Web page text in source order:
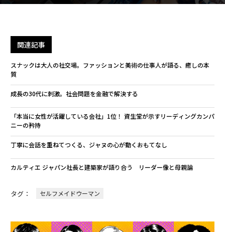
関連記事
スナックは大人の社交場。ファッションと美術の仕事人が語る、癒しの本
質
成長の30代に刺激。社会問題を金融で解決する
「本当に女性が活躍している会社」1位！ 資生堂が示すリーディングカンパ
ニーの矜持
丁寧に会話を重ねてつくる、ジャヌの心が動くおもてなし
カルティエ ジャパン社長と建築家が語り合う リーダー像と母親論
タグ： セルフメイドウーマン